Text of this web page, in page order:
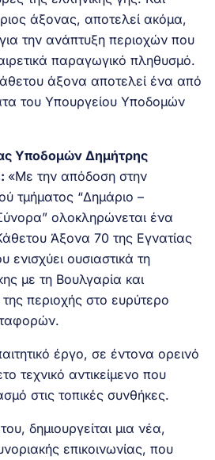
άξονας, αποτελεί ακόμα,
την ανάπτυξη περιοχών που
παραγωγικό πληθυσμό.
άξονα αποτελεί ένα από
του Υπουργείου Υποδομών
Υποδομών Δημήτρης
«Με την απόδοση στην
τμήματος “Δημάριο –
ολοκληρώνεται ένα
Άξονα 70 της Εγνατίας
ουσιαστικά τη
με τη Βουλγαρία και
περιοχής στο ευρύτερο
έργο, σε έντονα ορεινό
τεχνικό αντικείμενο που
στις τοπικές συνθήκες.
δημιουργείται μια νέα,
επικοινωνίας, που